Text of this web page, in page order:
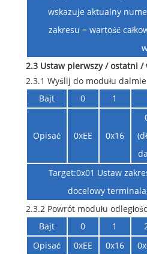
wskazuje aktualny
zakresu = wartość
2.3 Ustaw pierwszy / ostatni /
2.3.1 Wyślij do modułu
Bajt
0 1
Opisać 0xEE 0x16
Target:0x01 Ustaw
docelowy
2.3.2 Powrót modułu
Bajt
0 1
Opisać
0xEE 0x16